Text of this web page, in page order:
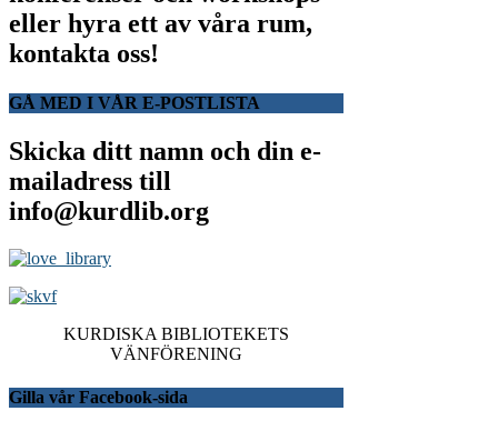
eller hyra ett av våra rum,
kontakta oss!
GÅ MED I VÅR E-POSTLISTA
Skicka ditt namn och din e-
mailadress till
info@kurdlib.org
KURDISKA BIBLIOTEKETS
VÄNFÖRENING
Gilla vår Facebook-sida